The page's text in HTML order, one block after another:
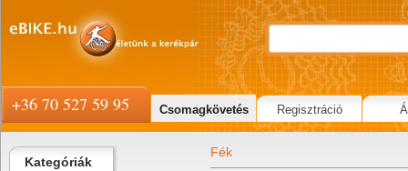
Kategóriák
Fék
+36 70 527 59 95 Csomagkövetés Regisztráció